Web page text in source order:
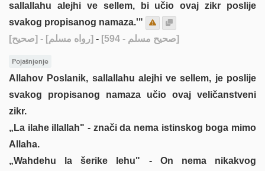
sallallahu alejhi ve sellem, bi učio ovaj zikr poslije
svakog propisanog namaza.'"
[صحيح]
- [رواه مسلم] - [صحيح مسلم - 594]
Pojašnjenje
Allahov Poslanik, sallallahu alejhi ve sellem, je poslije
svakog propisanog namaza učio ovaj veličanstveni
zikr.
„La ilahe illallah" - znači da nema istinskog boga mimo
Allaha.
„Wahdehu la šerike lehu" - On nema nikakvog